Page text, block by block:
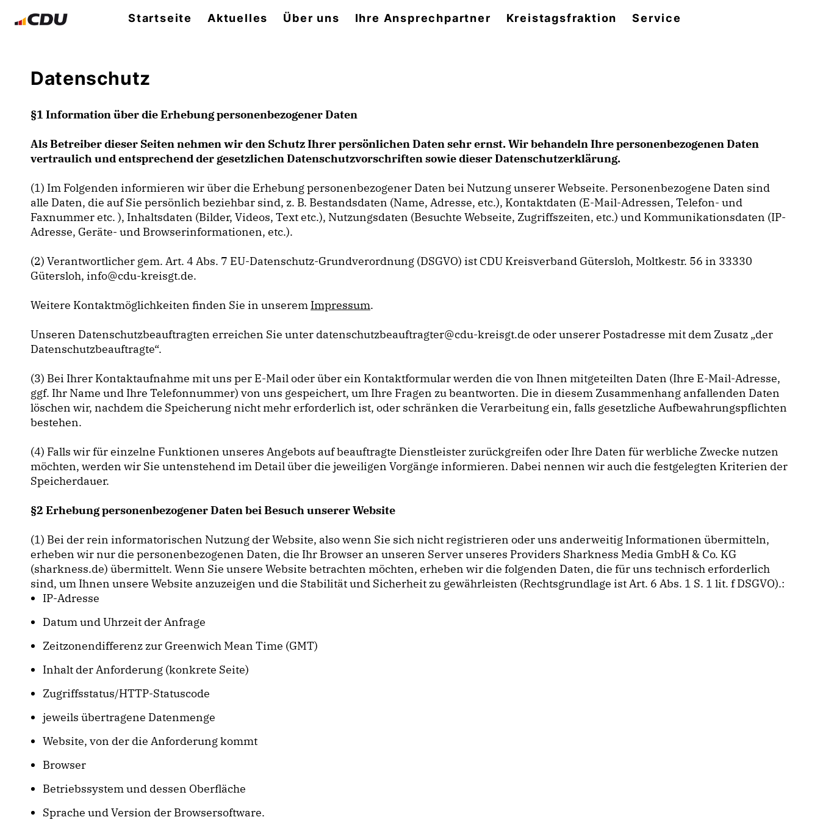
Startseite Aktuelles Über uns Ihre Ansprechpartner Kreistagsfraktion Service
Datenschutz
§1 Information über die Erhebung personenbezogener Daten
Als Betreiber dieser Seiten nehmen wir den Schutz Ihrer persönlichen Daten sehr ernst. Wir behandeln Ihre personenbezogenen Daten
vertraulich und entsprechend der gesetzlichen Datenschutzvorschriften sowie dieser Datenschutzerklärung.
(1) Im Folgenden informieren wir über die Erhebung personenbezogener Daten bei Nutzung unserer Webseite. Personenbezogene Daten sind
alle Daten, die auf Sie persönlich beziehbar sind, z. B. Bestandsdaten (Name, Adresse, etc.), Kontaktdaten (E-Mail-Adressen, Telefon- und
Faxnummer etc. ), Inhaltsdaten (Bilder, Videos, Text etc.), Nutzungsdaten (Besuchte Webseite, Zugriffszeiten, etc.) und Kommunikationsdaten (IP-
Adresse, Geräte- und Browserinformationen, etc.).
(2) Verantwortlicher gem. Art. 4 Abs. 7 EU-Datenschutz-Grundverordnung (DSGVO) ist CDU Kreisverband Gütersloh, Moltkestr. 56 in 33330
Gütersloh, info@cdu-kreisgt.de.
Weitere Kontaktmöglichkeiten finden Sie in unserem Impressum.
Unseren Datenschutzbeauftragten erreichen Sie unter datenschutzbeauftragter@cdu-kreisgt.de oder unserer Postadresse mit dem Zusatz „der
Datenschutzbeauftragte“.
(3) Bei Ihrer Kontaktaufnahme mit uns per E-Mail oder über ein Kontaktformular werden die von Ihnen mitgeteilten Daten (Ihre E-Mail-Adresse,
ggf. Ihr Name und Ihre Telefonnummer) von uns gespeichert, um Ihre Fragen zu beantworten. Die in diesem Zusammenhang anfallenden Daten
löschen wir, nachdem die Speicherung nicht mehr erforderlich ist, oder schränken die Verarbeitung ein, falls gesetzliche Aufbewahrungspflichten
bestehen.
(4) Falls wir für einzelne Funktionen unseres Angebots auf beauftragte Dienstleister zurückgreifen oder Ihre Daten für werbliche Zwecke nutzen
möchten, werden wir Sie untenstehend im Detail über die jeweiligen Vorgänge informieren. Dabei nennen wir auch die festgelegten Kriterien der
Speicherdauer.
§2 Erhebung personenbezogener Daten bei Besuch unserer Website
(1) Bei der rein informatorischen Nutzung der Website, also wenn Sie sich nicht registrieren oder uns anderweitig Informationen übermitteln,
erheben wir nur die personenbezogenen Daten, die Ihr Browser an unseren Server unseres Providers Sharkness Media GmbH & Co. KG
(sharkness.de) übermittelt. Wenn Sie unsere Website betrachten möchten, erheben wir die folgenden Daten, die für uns technisch erforderlich
sind, um Ihnen unsere Website anzuzeigen und die Stabilität und Sicherheit zu gewährleisten (Rechtsgrundlage ist Art. 6 Abs. 1 S. 1 lit. f DSGVO).:
IP-Adresse
Datum und Uhrzeit der Anfrage
Zeitzonendifferenz zur Greenwich Mean Time (GMT)
Inhalt der Anforderung (konkrete Seite)
Zugriffsstatus/HTTP-Statuscode
jeweils übertragene Datenmenge
Website, von der die Anforderung kommt
Browser
Betriebssystem und dessen Oberfläche
Sprache und Version der Browsersoftware.